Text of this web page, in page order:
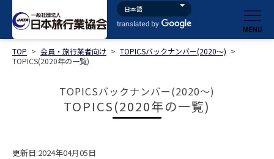
TOP > 会員・旅行業者向け > TOPICSバックナンバー(2020～) >
TOPICS(2020年の一覧)
TOPICSバックナンバー(2020～)
TOPICS(2020年の一覧)
更新日:2024年04月05日